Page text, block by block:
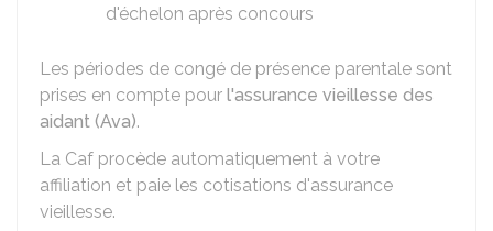
d'échelon après concours
Les périodes de congé de présence parentale sont
prises en compte pour l'assurance vieillesse des
aidant (Ava).
La Caf procède automatiquement à votre
affiliation et paie les cotisations d'assurance
vieillesse.